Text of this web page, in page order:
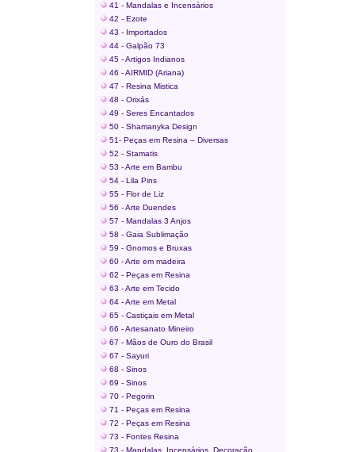
41 - Mandalas e Incensários
42 - Ezote
43 - Importados
44 - Galpão 73
45 - Artigos Indianos
46 - AIRMID (Ariana)
47 - Resina Mistica
48 - Orixás
49 - Seres Encantados
50 - Shamanyka Design
51- Peças em Resina – Diversas
52 - Stamatis
53 - Arte em Bambu
54 - Lila Pins
55 - Flor de Liz
56 - Arte Duendes
57 - Mandalas 3 Anjos
58 - Gaia Sublimação
59 - Gnomos e Bruxas
60 - Arte em madeira
62 - Peças em Resina
63 - Arte em Tecido
64 - Arte em Metal
65 - Castiçais em Metal
66 - Artesanato Mineiro
67 - Mãos de Ouro do Brasil
67 - Sayuri
68 - Sinos
69 - Sinos
70 - Pegorin
71 - Peças em Resina
72 - Peças em Resina
73 - Fontes Resina
73 - Mandalas, Incensários, Decoração